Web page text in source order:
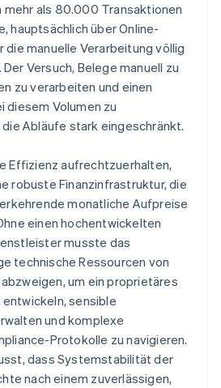
mehr als 80.000 Transaktionen
hauptsächlich über Online-
die manuelle Verarbeitung völlig
Versuch, Belege manuell zu
zu verarbeiten und einen
diesem Volumen zu
Abläufe stark eingeschränkt.
Effizienz aufrechtzuerhalten,
robuste Finanzinfrastruktur, die
monatliche Aufpreise
einen hochentwickelten
musste das
technische Ressourcen von
um ein proprietäres
sensible
und komplexe
Protokolle zu navigieren.
dass Systemstabilität der
nach einem zuverlässigen,